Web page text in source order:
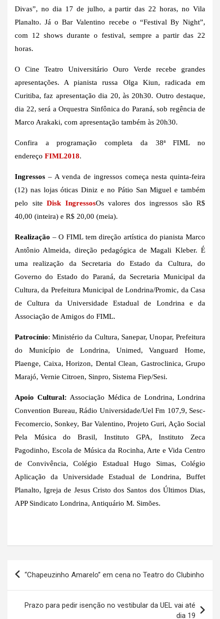
Divas”, no dia 17 de julho, a partir das 22 horas, no Vila
Planalto. Já o Bar Valentino recebe o “Festival By Night”,
com 12 shows durante o festival, sempre a partir das 22
horas.
O Cine Teatro Universitário Ouro Verde recebe grandes
apresentações. A pianista russa Olga Kiun, radicada em
Curitiba, faz apresentação dia 20, às 20h30. Outro destaque,
dia 22, será a Orquestra Sinfônica do Paraná, sob regência de
Marco Arakaki, com apresentação também às 20h30.
Confira a programação completa da 38ª FIML no
endereço FIML2018.
Ingressos – A venda de ingressos começa nesta quinta-feira
(12) nas lojas óticas Diniz e no Pátio San Miguel e também
pelo site Disk IngressosOs valores dos ingressos são R$
40,00 (inteira) e R$ 20,00 (meia).
Realização – O FIML tem direção artística do pianista Marco
Antônio Almeida, direção pedagógica de Magali Kleber. É
uma realização da Secretaria do Estado da Cultura, do
Governo do Estado do Paraná, da Secretaria Municipal da
Cultura, da Prefeitura Municipal de Londrina/Promic, da Casa
de Cultura da Universidade Estadual de Londrina e da
Associação de Amigos do FIML.
Patrocínio: Ministério da Cultura, Sanepar, Unopar, Prefeitura
do Município de Londrina, Unimed, Vanguard Home,
Plaenge, Caixa, Horizon, Dental Clean, Gastroclinica, Grupo
Marajó, Vernie Citroen, Sinpro, Sistema Fiep/Sesi.
Apoio Cultural: Associação Médica de Londrina, Londrina
Convention Bureau, Rádio Universidade/Uel Fm 107,9, Sesc-
Fecomercio, Sonkey, Bar Valentino, Projeto Guri, Ação Social
Pela Música do Brasil, Instituto GPA, Instituto Zeca
Pagodinho, Escola de Música da Rocinha, Arte e Vida Centro
de Convivência, Colégio Estadual Hugo Simas, Colégio
Aplicação da Universidade Estadual de Londrina, Buffet
Planalto, Igreja de Jesus Cristo dos Santos dos Últimos Dias,
APP Sindicato Londrina, Antiquário M. Simões.
“Chapeuzinho Amarelo” em cena no Teatro do Clubinho
Prazo para pedir isenção no vestibular da UEL vai até
dia 19